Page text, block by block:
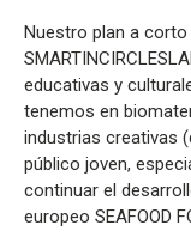
Nuestro plan a
educativas y
tenemos en
industrias creativas
público joven,
continuar el
europeo SEAFOOD